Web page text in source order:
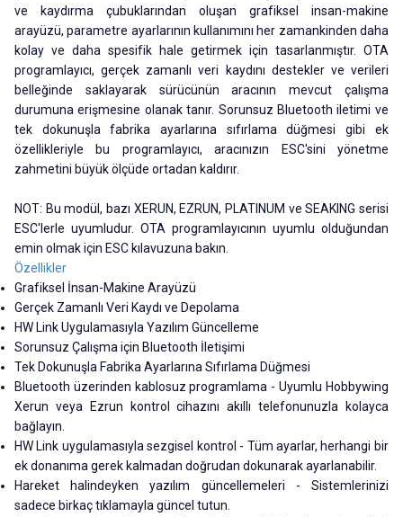
ve kaydırma çubuklarından oluşan grafiksel insan-makine
arayüzü, parametre ayarlarının kullanımını her zamankinden daha
kolay ve daha spesifik hale getirmek için tasarlanmıştır. OTA
programlayıcı, gerçek zamanlı veri kaydını destekler ve verileri
belleğinde saklayarak sürücünün aracının mevcut çalışma
durumuna erişmesine olanak tanır. Sorunsuz Bluetooth iletimi ve
tek dokunuşla fabrika ayarlarına sıfırlama düğmesi gibi ek
özellikleriyle bu programlayıcı, aracınızın ESC'sini yönetme
zahmetini büyük ölçüde ortadan kaldırır.
NOT: Bu modül, bazı XERUN, EZRUN, PLATINUM ve SEAKING serisi
ESC'lerle uyumludur. OTA programlayıcının uyumlu olduğundan
emin olmak için ESC kılavuzuna bakın.
Özellikler
Grafiksel İnsan-Makine Arayüzü
Gerçek Zamanlı Veri Kaydı ve Depolama
HW Link Uygulamasıyla Yazılım Güncelleme
Sorunsuz Çalışma için Bluetooth İletişimi
Tek Dokunuşla Fabrika Ayarlarına Sıfırlama Düğmesi
Bluetooth üzerinden kablosuz programlama - Uyumlu Hobbywing
Xerun veya Ezrun kontrol cihazını akıllı telefonunuzla kolayca
bağlayın.
HW Link uygulamasıyla sezgisel kontrol - Tüm ayarlar, herhangi bir
ek donanıma gerek kalmadan doğrudan dokunarak ayarlanabilir.
Hareket halindeyken yazılım güncellemeleri - Sistemlerinizi
sadece birkaç tıklamayla güncel tutun.